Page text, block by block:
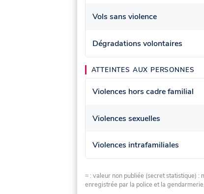
Vols sans violence
Dégradations volontaires
ATTEINTES AUX PERSONNES
Violences hors cadre familial
Violences sexuelles
Violences intrafamiliales
≈ : valeur non publiée (secret statistique) :
enregistrée par la police et la